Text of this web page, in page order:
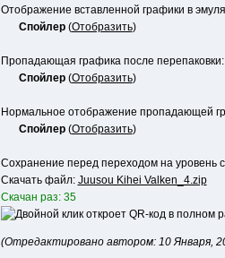
Отображение вставленной графики в
Спойлер (Отобразить)
Пропадающая графика после перепаковки:
Спойлер (Отобразить)
Нормальное отображение пропадающей
Спойлер (Отобразить)
Сохранение перед переходом на уровень
Скачать файл: Juusou Kihei Valken_4.zip
Скачан раз: 35
(Отредактировано автором: 10 Января,